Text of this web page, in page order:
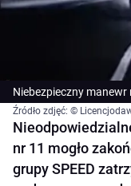
Niebezpieczny manewr
Źródło zdjęć: ©
nr 11 mogło
grupy SPEED